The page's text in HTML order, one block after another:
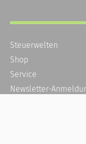
Steuerwelten
Shop
Service
Newsletter-